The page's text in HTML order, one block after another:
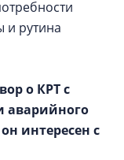
и рутина
о КРТ с
аварийного
интересен с